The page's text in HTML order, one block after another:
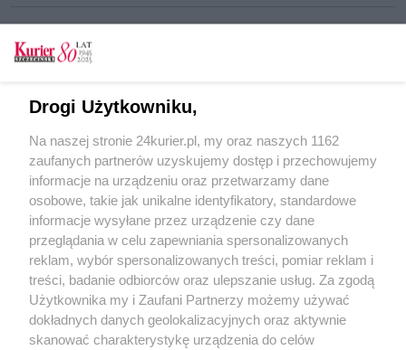
Znów jeden otworzą, drugi zamkną
Szarża na poligonie
Spółdzielcy: obiecali, nie robią
POGODA
14℃
Zobacz prognozę na 3 dni
Drogi Użytkowniku,
Na naszej stronie 24kurier.pl, my oraz naszych 1162
zaufanych partnerów uzyskujemy dostęp i przechowujemy
informacje na urządzeniu oraz przetwarzamy dane
osobowe, takie jak unikalne identyfikatory, standardowe
informacje wysyłane przez urządzenie czy dane
przeglądania w celu zapewniania spersonalizowanych
reklam, wybór spersonalizowanych treści, pomiar reklam i
treści, badanie odbiorców oraz ulepszanie usług. Za zgodą
Użytkownika my i Zaufani Partnerzy możemy używać
dokładnych danych geolokalizacyjnych oraz aktywnie
skanować charakterystykę urządzenia do celów